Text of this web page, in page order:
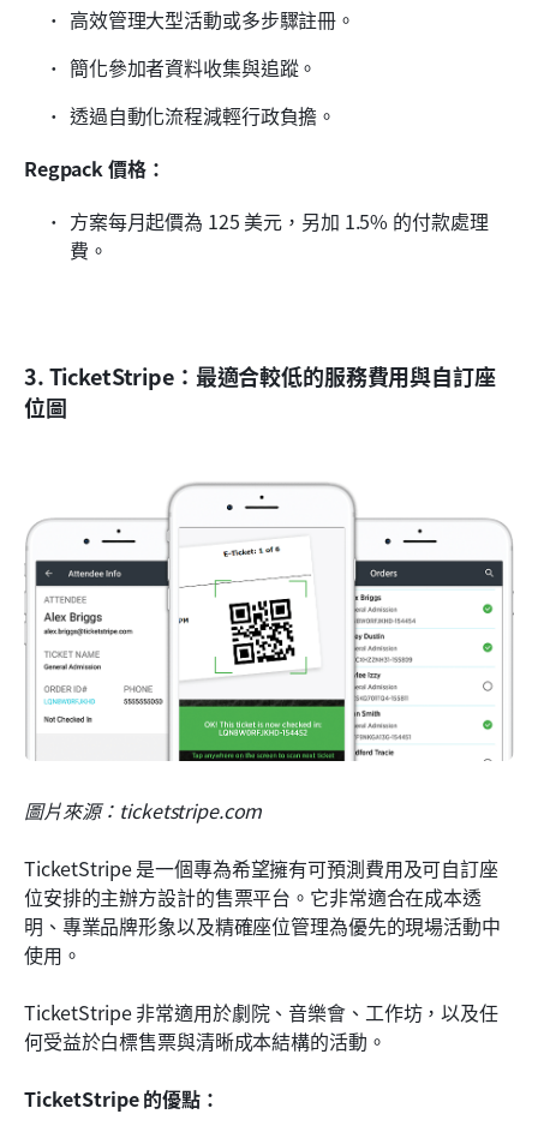
高效管理大型活動或多步驟註冊。
簡化參加者資料收集與追蹤。
透過自動化流程減輕行政負擔。
Regpack 價格：
方案每月起價為 125 美元，另加 1.5% 的付款處理
費。
3. TicketStripe：最適合較低的服務費用與自訂座
位圖
圖片來源：ticketstripe.com
TicketStripe 是一個專為希望擁有可預測費用及可自訂座
位安排的主辦方設計的售票平台。它非常適合在成本透
明、專業品牌形象以及精確座位管理為優先的現場活動中
使用。
TicketStripe 非常適用於劇院、音樂會、工作坊，以及任
何受益於白標售票與清晰成本結構的活動。
TicketStripe 的優點：